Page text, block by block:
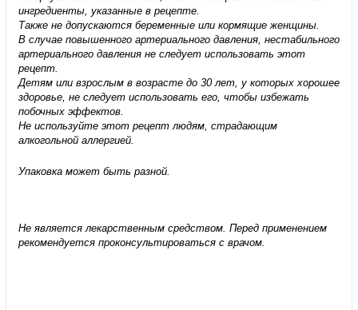
ингредиенты, указанные в рецепте.
Также не допускаются беременные или кормящие женщины.
В случае повышенного артериального давления, нестабильного
артериального давления не следует использовать этот
рецепт.
Детям или взрослым в возрасте до 30 лет, у которых хорошее
здоровье, не следует использовать его, чтобы избежать
побочных эффектов.
Не используйте этот рецепт людям, страдающим
алкогольной аллергией.
Упаковка может быть разной.
Не является лекарственным средством. Перед применением
рекомендуется проконсультироваться с врачом.